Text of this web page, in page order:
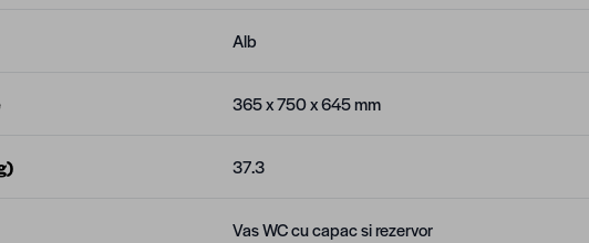
Alb
365 x 750 x 645 mm
37.3
Vas WC cu capac si rezervor